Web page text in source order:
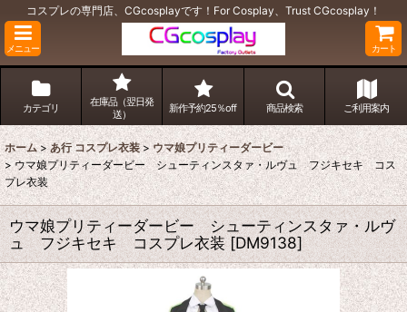
コスプレの専門店、CGcosplayです！For Cosplay、Trust CGcosplay！
メニュー カート
カテゴリ
在庫品（翌日発
送）
新作予約25％off 商品検索 ご利用案内
ホーム > あ行 コスプレ衣装 > ウマ娘プリティーダービー
> ウマ娘プリティーダービー シューティンスタァ・ルヴュ フジキセキ コス
プレ衣装
ウマ娘プリティーダービー シューティンスタァ・ルヴ
ュ フジキセキ コスプレ衣装 [DM9138]